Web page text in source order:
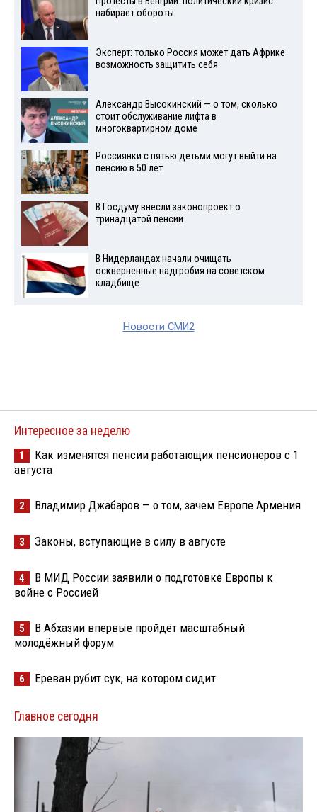
набирает обороты
Эксперт: только Россия может дать Африке
возможность защитить себя
Александр Высокинский — о том, сколько
стоит обслуживание лифта в
многоквартирном доме
Россиянки с пятью детьми могут выйти на
пенсию в 50 лет
В Госдуму внесли законопроект о
тринадцатой пенсии
В Нидерландах начали очищать
оскверненные надгробия на советском
кладбище
Новости СМИ2
Интересное за неделю
1
Как изменятся пенсии работающих пенсионеров с 1
августа
2 Владимир Джабаров — о том, зачем Европе Армения
3 Законы, вступающие в силу в августе
4
В МИД России заявили о подготовке Европы к
войне с Россией
5
В Абхазии впервые пройдёт масштабный
молодёжный форум
6 Ереван рубит сук, на котором сидит
Главное сегодня